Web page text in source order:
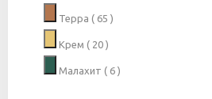
Терра ( 65 )
Крем ( 20 )
Малахит ( 6 )